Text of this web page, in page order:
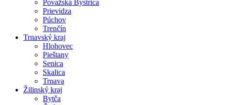
Považská Bystrica
Prievidza
Púchov
Trenčín
Trnavský kraj
Hlohovec
Pieštany
Senica
Skalica
Trnava
Žilinský kraj
Bytča